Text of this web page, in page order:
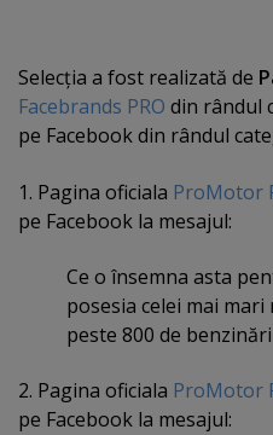
Selecţia a fost realizată de
Facebrands PRO din rândul
pe Facebook din rândul
1. Pagina oficiala ProMotor
pe Facebook la mesajul:
Ce o însemna asta
posesia celei mai
peste 800 de
2. Pagina oficiala ProMotor
pe Facebook la mesajul: